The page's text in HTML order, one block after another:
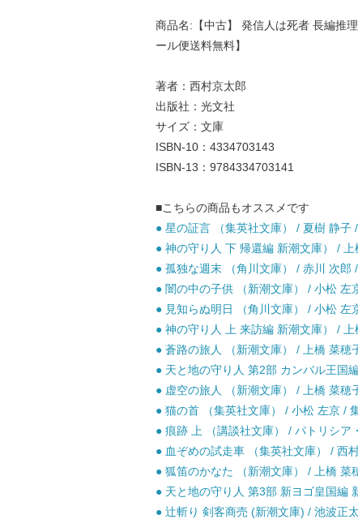
商品名:【中古】 発信人は死者 長編推
ール便送料無料】
著者：西村京太郎
出版社：光文社
サイズ：文庫
ISBN-10：4334703143
ISBN-13：9784334703141
■こちらの商品もオススメです
● 星の証言 （集英社文庫） / 夏樹 静子
● 神の守り人 下 帰還編 新潮文庫） /
● 孤独な週末 （角川文庫） / 赤川 次郎
● 闇の中の子供 （新潮文庫） / 小松 左
● 見知らぬ明日 （角川文庫） / 小松 左
● 神の守り人 上 来訪編 新潮文庫） /
● 蒼路の旅人 （新潮文庫） / 上橋 菜穂
● 天と地の守り人 第2部 カンバル王国
● 虚空の旅人 （新潮文庫） / 上橋 菜穂
● 猫の首 （集英社文庫） / 小松 左京 /
● 痕跡 上 （講談社文庫） / パトリシ
● 血ぞめの試走車 （集英社文庫） / 西
● 狐笛のかなた （新潮文庫） / 上橋 菜
● 天と地の守り人 第3部 新ヨゴ皇国編
● 辻斬り 剣客商売 (新潮文庫) / 池波正